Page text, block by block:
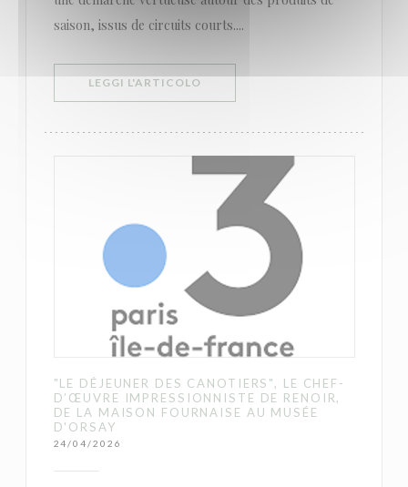
saison, issus de circuits courts....
LEGGI L'ARTICOLO((APRE UNA NUOVA FINESTRA))
"LE DÉJEUNER DES CANOTIERS", LE CHEF-
D’ŒUVRE IMPRESSIONNISTE DE RENOIR,
DE LA MAISON FOURNAISE AU MUSÉE
D'ORSAY
24/04/2026